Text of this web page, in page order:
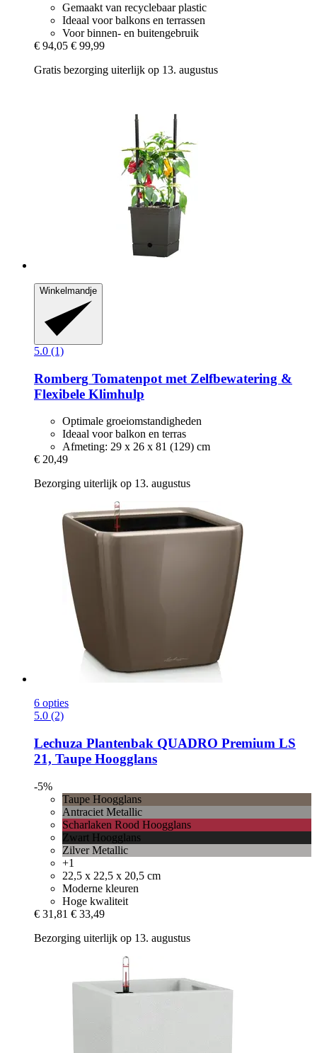
Gemaakt van recyclebaar plastic
Ideaal voor balkons en terrassen
Voor binnen- en buitengebruik
€ 94,05 € 99,99
Gratis bezorging uiterlijk op 13. augustus
Winkelmandje
5.0 (1)
Romberg Tomatenpot met Zelfbewatering &
Flexibele Klimhulp
Optimale groeiomstandigheden
Ideaal voor balkon en terras
Afmeting: 29 x 26 x 81 (129) cm
€ 20,49
Bezorging uiterlijk op 13. augustus
6 opties
5.0 (2)
Lechuza Plantenbak QUADRO Premium LS
21, Taupe Hoogglans
-5%
Taupe Hoogglans
Antraciet Metallic
Scharlaken Rood Hoogglans
Zwart Hoogglans
Zilver Metallic
+1
22,5 x 22,5 x 20,5 cm
Moderne kleuren
Hoge kwaliteit
€ 31,81 € 33,49
Bezorging uiterlijk op 13. augustus